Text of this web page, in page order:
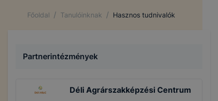
Főoldal / Tanulóinknak / Hasznos tudnivalók
Partnerintézmények
Déli Agrárszakképzési Centrum